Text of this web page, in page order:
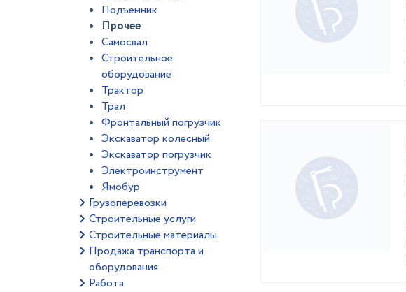
Подъемник
Прочее
Самосвал
Строительное
оборудование
Трактор
Трал
Фронтальный погрузчик
Экскаватор колесный
Экскаватор погрузчик
Электроинструмент
Ямобур
Грузоперевозки
Строительные услуги
Строительные материалы
Продажа транспорта и
оборудования
Работа